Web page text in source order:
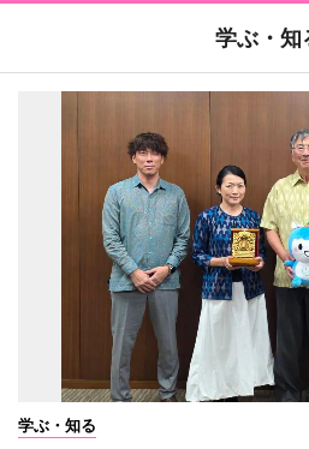
学ぶ・知
学ぶ・知る